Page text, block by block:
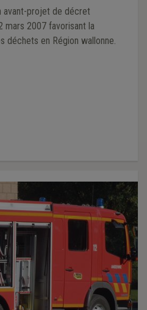
avant-projet de décret
mars 2007 favorisant la
déchets en Région wallonne.